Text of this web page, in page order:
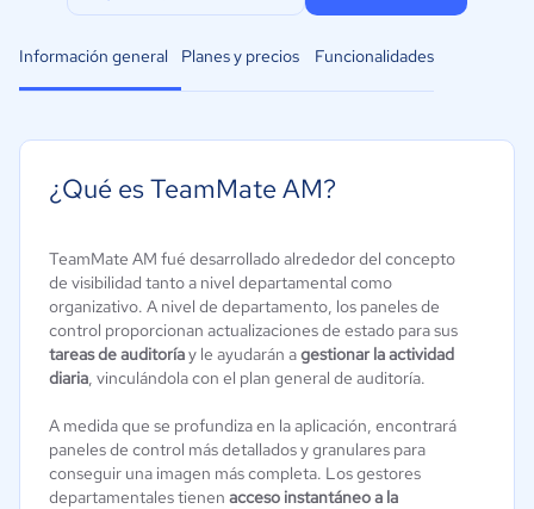
Información general Planes y precios Funcionalidades
¿Qué es TeamMate AM?
TeamMate AM fué desarrollado alrededor del concepto
de visibilidad tanto a nivel departamental como
organizativo. A nivel de departamento, los paneles de
control proporcionan actualizaciones de estado para sus
tareas de auditoríay le ayudarán agestionar la actividad
diaria, vinculándola con el plan general de auditoría.
A medida que se profundiza en la aplicación, encontrará
paneles de control más detallados y granulares para
conseguir una imagen más completa. Los gestores
departamentales tienen acceso instantáneo a la